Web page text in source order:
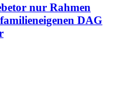
nur Rahmen
DAG